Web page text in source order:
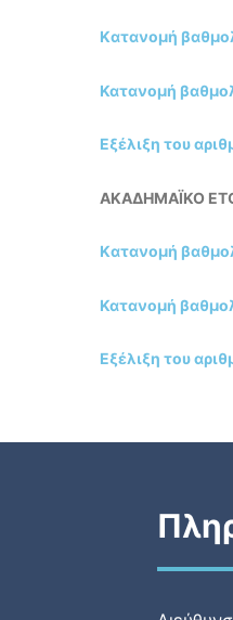
Kατανομή
Κατανομή
Εξέλιξη του
ΑΚΑΔΗΜΑΪΚΟ
Kατανομή
Κατανομή
Εξέλιξη του